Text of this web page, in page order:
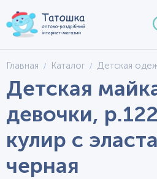
Главная Каталог Детская
Детская
девочки,
кулир с
черная